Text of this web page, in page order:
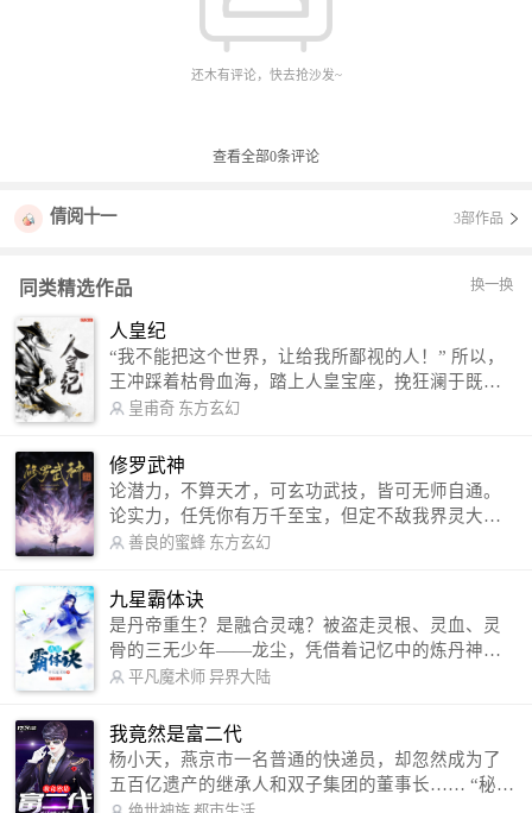
还木有评论，快去抢沙发~
查看全部0条评论
倩阅十一 3部作品
同类精选作品 换一换
人皇纪
“我不能把这个世界，让给我所鄙视的人！” 所以，
王冲踩着枯骨血海，踏上人皇宝座，挽狂澜于既
倒，扶大厦之将倾，成就了一段无上的传说！ 微信
微博：皇甫奇（地址：http://weibo.com/u/25284575
87） QQ交流群：320238210【普通群】 574501330
【VIP订阅群】 欢迎大家关注。
皇甫奇 东方玄幻
修罗武神
论潜力，不算天才，可玄功武技，皆可无师自通。
论实力，任凭你有万千至宝，但定不敌我界灵大
军。 我是谁？天下众生视我为修罗，却不知，我以
信公众号：善良的蜜蜂后援会）
善良的蜜蜂 东方玄幻
九星霸体诀
是丹帝重生？是融合灵魂？被盗走灵根、灵血、灵
骨的三无少年——龙尘，凭借着记忆中的炼丹神
术，修行神秘功法九星霸体诀，拨开重重迷雾，解
勾搭各色美女，镇压恶鬼邪神。 江湖传闻：龙
尘一到，地吼天啸。龙尘一出，鬼泣神哭。 本
故事纯属虚构，如有雷同，那就是真事儿，想要对
号入座，抓紧时间进群：487963015 微信公众号：
平凡魔术师 异界大陆
我竟然是富二代
杨小天，燕京市一名普通的快递员，却忽然成为了
五百亿遗产的继承人和双子集团的董事长…… “秘